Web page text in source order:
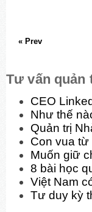
« Prev
Tư vấn quản
CEO
Như thế
Quản trị
Con vua từ
Muốn giữ
8 bài học
Việt Nam
Tư duy kỳ